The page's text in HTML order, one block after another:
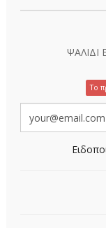
ΨΑΛΙΔΙ
Το